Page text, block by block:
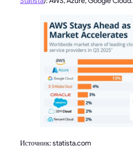
Источник: statista.com